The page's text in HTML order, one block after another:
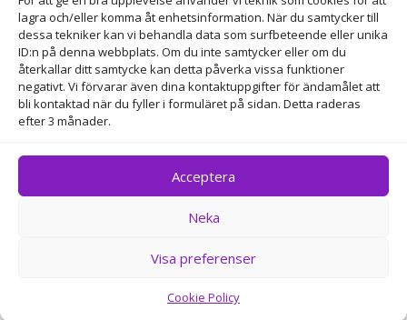
lagra och/eller komma åt enhetsinformation. När du samtycker till
dessa tekniker kan vi behandla data som surfbeteende eller unika
ID:n på denna webbplats. Om du inte samtycker eller om du
återkallar ditt samtycke kan detta påverka vissa funktioner
negativt. Vi förvarar även dina kontaktuppgifter för ändamålet att
bli kontaktad när du fyller i formuläret på sidan. Detta raderas
efter 3 månader.
Acceptera
Neka
Visa preferenser
Cookie Policy
 Bokningsmail
bokning@perfektyta.se
Adress
Copyright © Perfekt Yta 2025 – Alla rättigheter